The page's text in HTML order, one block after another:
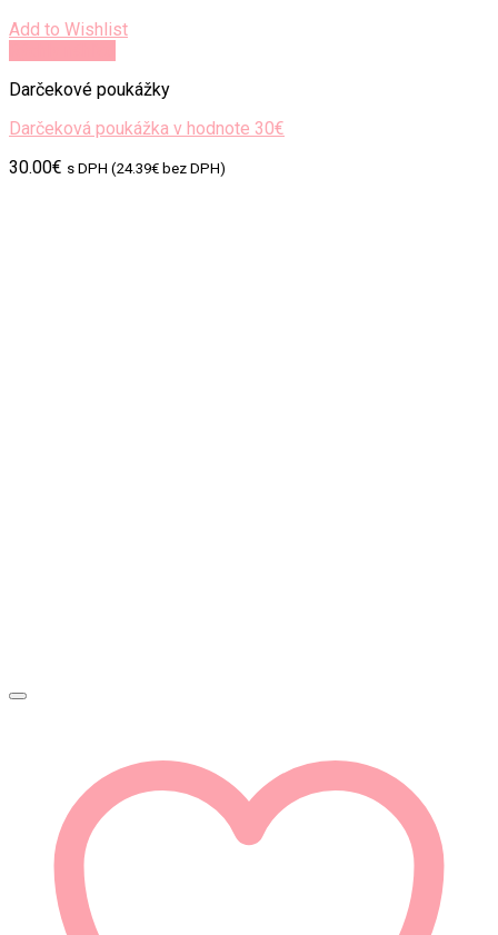
Add to Wishlist
Darčekové poukážky
Darčeková poukážka v hodnote 30€
30.00€ s DPH (24.39€ bez DPH)